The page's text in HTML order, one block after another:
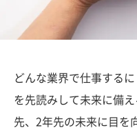
どんな業界で仕事する
を先読みして未来に備
先、2年先の未来に目を